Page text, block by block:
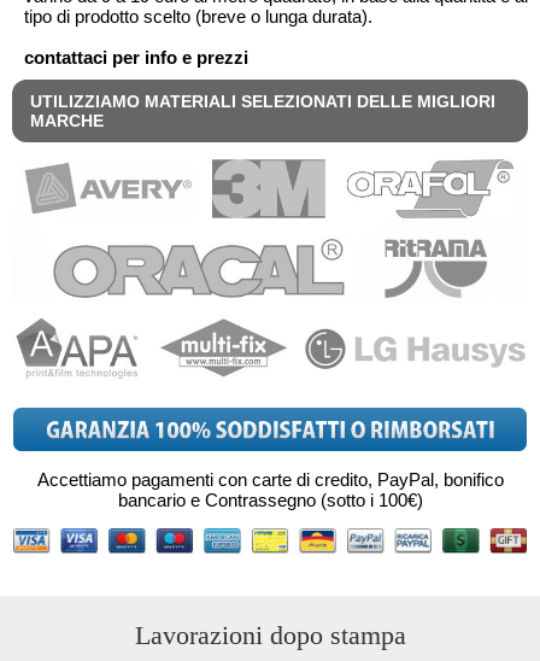
tipo di prodotto scelto (breve o lunga durata).
contattaci per info e prezzi
UTILIZZIAMO MATERIALI SELEZIONATI DELLE MIGLIORI
MARCHE
Accettiamo pagamenti con carte di credito, PayPal, bonifico
bancario e Contrassegno (sotto i 100€)
Lavorazioni dopo stampa